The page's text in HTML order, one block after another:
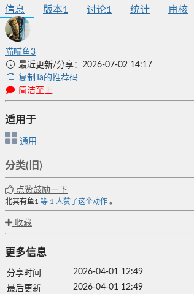
信息 版本1 讨论1 统计 审核
喵喵鱼3
最近更新/分享：2026-07-02 14:17
复制Ta的推荐码
简洁至上
适用于
通用
分类(旧)
点赞鼓励一下
北冥有鱼1 等 1 人赞了这个动作 。
收藏
更多信息
分享时间
2026-04-01 12:49
最后更新
2026-04-01 12:49